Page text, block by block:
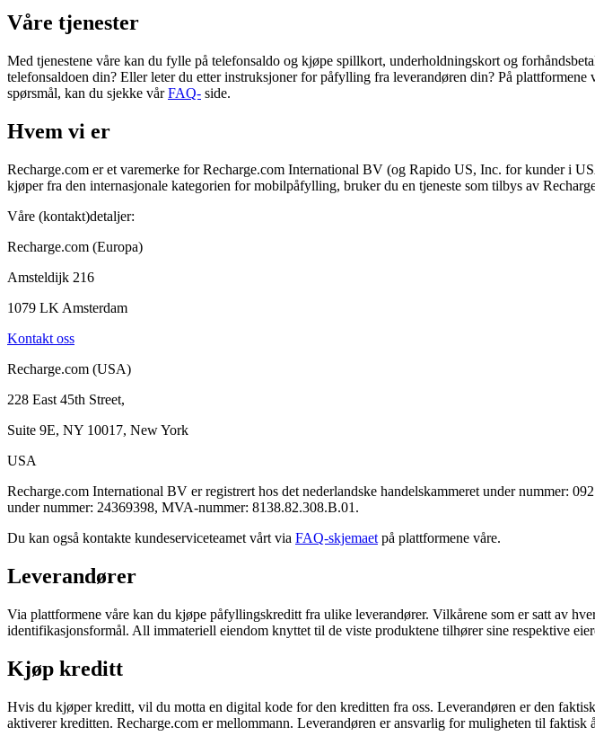
Våre tjenester
Med tjenestene våre kan du fylle på telefonsaldo og kjøpe spillkort, underholdningskort og
telefonsaldoen din? Eller leter du etter instruksjoner for påfylling fra leverandøren din? På
spørsmål, kan du sjekke vårFAQ- side.
Hvem vi er
Recharge.com er et varemerke for Recharge.com International BV (og Rapido US, Inc. for kunder i
kjøper fra den internasjonale kategorien for mobilpåfylling, bruker du en tjeneste som tilbys av
Våre (kontakt)detaljer:
Recharge.com (Europa)
Amsteldijk 216
1079 LK Amsterdam
Kontakt oss
Recharge.com (USA)
228 East 45th Street,
Suite 9E, NY 10017, New York
USA
Recharge.com International BV er registrert hos det nederlandske handelskammeret under nummer:
under nummer: 24369398, MVA-nummer: 8138.82.308.B.01.
Du kan også kontakte kundeserviceteamet vårt via FAQ-skjemaet på plattformene våre.
Leverandører
Via plattformene våre kan du kjøpe påfyllingskreditt fra ulike leverandører. Vilkårene som er satt av
identifikasjonsformål. All immateriell eiendom knyttet til de viste produktene tilhører sine respektive
Kjøp kreditt
Hvis du kjøper kreditt, vil du motta en digital kode for den kreditten fra oss. Leverandøren er den
aktiverer kreditten. Recharge.com er mellommann. Leverandøren er ansvarlig for muligheten til faktisk